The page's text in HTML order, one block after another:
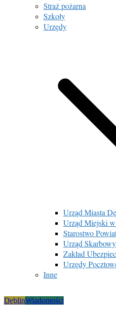
Straż pożarna
Szkoły
Urzędy
Urząd Miasta
Urząd Miejski
Starostwo
Urząd
Zakład
Urzędy
Inne
DęblinWiadomości